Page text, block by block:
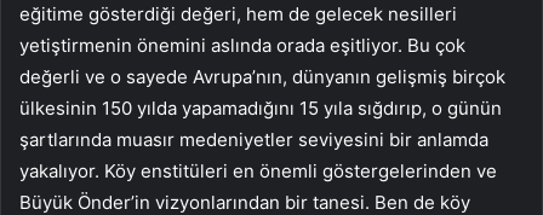
eğitime gösterdiği değeri, hem de gelecek nesilleri
yetiştirmenin önemini aslında orada eşitliyor. Bu çok
değerli ve o sayede Avrupa’nın, dünyanın gelişmiş birçok
ülkesinin 150 yılda yapamadığını 15 yıla sığdırıp, o günün
şartlarında muasır medeniyetler seviyesini bir anlamda
yakalıyor. Köy enstitüleri en önemli göstergelerinden ve
Büyük Önder’in vizyonlarından bir tanesi. Ben de köy